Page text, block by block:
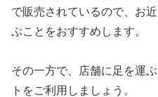
で販売されているので、お
ぶことをおすすめします。
その一方で、店舗に足を運
トをご利用しましょう。